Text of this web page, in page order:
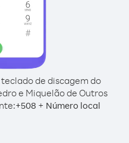
de discagem do
e Miquelão de Outros
+508 + Número local